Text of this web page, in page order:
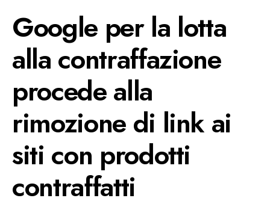
Google per la lotta
alla contraffazione
procede alla
rimozione di link ai
siti con prodotti
contraffatti